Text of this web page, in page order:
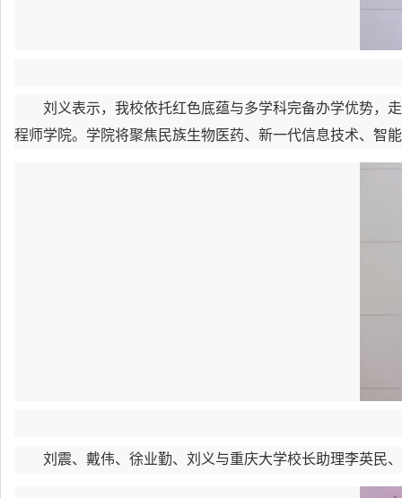
刘义表示，我校依托红色底蕴与多学科完备办学优势，
程师学院。学院将聚焦民族生物医药、新一代信息技术、智
刘震、戴伟、徐业勤、刘义与重庆大学校长助理李英民